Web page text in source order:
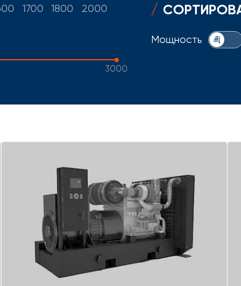
1700 1800 2000
Мощность